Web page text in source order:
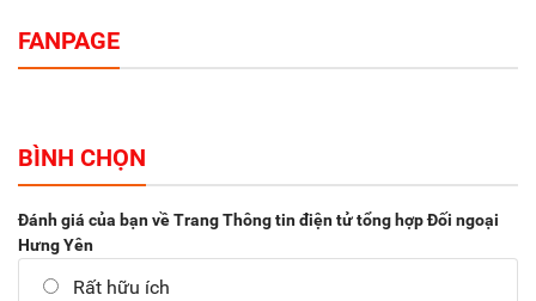
FANPAGE
BÌNH CHỌN
Đánh giá của bạn về Trang Thông tin điện tử tổng hợp Đối ngoại
Hưng Yên
Rất hữu ích